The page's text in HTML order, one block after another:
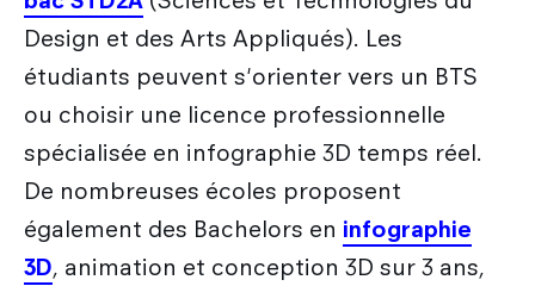
Design et des Arts Appliqués). Les
étudiants peuvent s'orienter vers un BTS
ou choisir une licence professionnelle
spécialisée en infographie 3D temps réel.
De nombreuses écoles proposent
également des Bachelors en infographie
3D, animation et conception 3D sur 3 ans,